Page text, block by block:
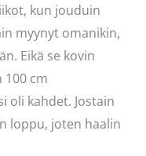
kun jouduin
myynyt omanikin,
Eikä se kovin
100 cm
oli kahdet. Jostain
loppu, joten haalin